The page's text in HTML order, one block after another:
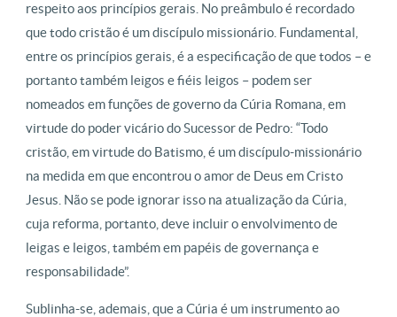
respeito aos princípios gerais. No preâmbulo é recordado
que todo cristão é um discípulo missionário. Fundamental,
entre os princípios gerais, é a especificação de que todos – e
portanto também leigos e fiéis leigos – podem ser
nomeados em funções de governo da Cúria Romana, em
virtude do poder vicário do Sucessor de Pedro: “Todo
cristão, em virtude do Batismo, é um discípulo-missionário
na medida em que encontrou o amor de Deus em Cristo
Jesus. Não se pode ignorar isso na atualização da Cúria,
cuja reforma, portanto, deve incluir o envolvimento de
leigas e leigos, também em papéis de governança e
responsabilidade”.
Sublinha-se, ademais, que a Cúria é um instrumento ao